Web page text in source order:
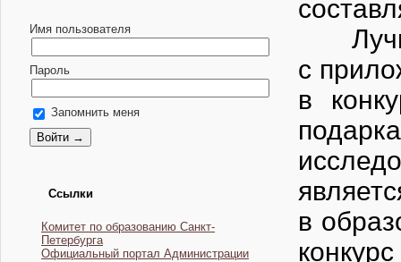
Имя пользователя
Пароль
Запомнить меня
Ссылки
Комитет по образованию Санкт-
Петербурга
Официальный портал Администрации
с
в
в